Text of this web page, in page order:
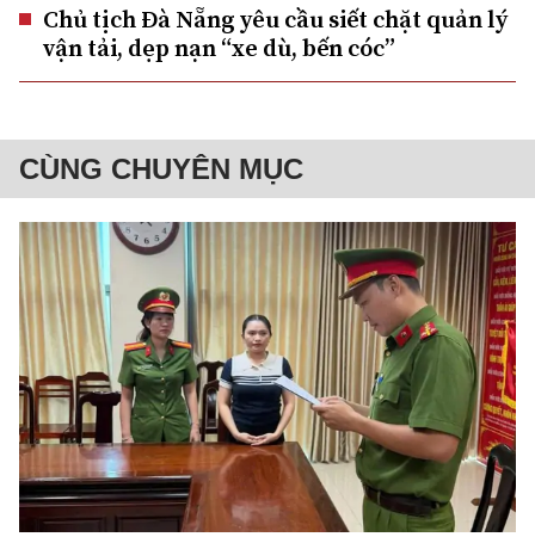
Chủ tịch Đà Nẵng yêu cầu siết chặt quản lý
vận tải, dẹp nạn “xe dù, bến cóc”
CÙNG CHUYÊN MỤC